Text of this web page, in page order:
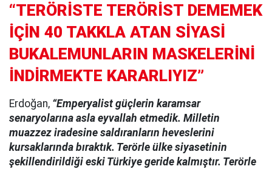
“TERÖRİSTE TERÖRİST DEMEMEK
İÇİN 40 TAKKLA ATAN SİYASİ
BUKALEMUNLARIN MASKELERİNİ
İNDİRMEKTE KARARLIYIZ”
Erdoğan, “Emperyalist güçlerin karamsar
senaryolarına asla eyvallah etmedik. Milletin
muazzez iradesine saldıranların heveslerini
kursaklarında bıraktık. Terörle ülke siyasetinin
şekillendirildiği eski Türkiye geride kalmıştır. Terörle